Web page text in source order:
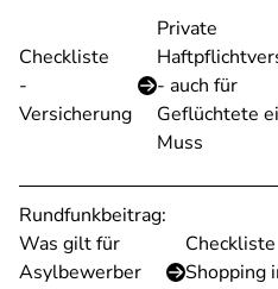
Checkliste
-
Versicherung
Private
- auch für
Geflüchtete
Muss
Rundfunkbeitrag:
Was gilt für
Asylbewerber
Checkliste
Shopping